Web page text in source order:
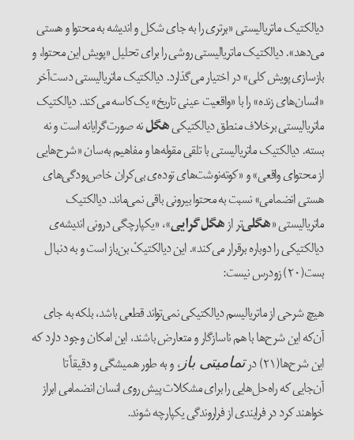
دیالکتیک ماتریالیستی «برتری را به جای شکل و اندیشه به محتوا و هستی
می‌‌دهد». دیالکتیک ماتریالیستی روشی را برای تحلیل «پویش این محتوا، و
بازسازی پویش کلی» در اختیار می‌‌گذارد. دیالکتیک ماتریالیستی دست‌آخر
«انسان‌‌های زنده» را با «واقعیت عینی تاریخ» یک‌‌کاسه می‌‌کند. دیالکتیک
ماتریالیستی برخلاف منطق دیالکتیکیهگلنه صورت‌‌گرایانه است و نه
بسته. دیالکتیک ماتریالیستی با تلقی مقوله‌‌ها و مفاهیم به‌‌سان «شرح‌‌هایی
از محتوای واقعی» و «کوته‌‌نوشت‌‌های توده‌‌ی بی‌‌کران خاص‌‌بودگی‌‌های
هستی انضمامی» نسبت به محتوا بیرونی باقی نمی‌‌ماند. دیالکتیک
ماتریالیستی «هگلی‌‌تر ازهگل‌‌گرایی»، «یکپارچگی درونی اندیشه‌‌ی
دیالکتیکی را دوباره برقرار می‌‌کند». این دیالکتیکْ بن‌‌باز است و به دنبال
بست(۲۰) زودرس نیست:
هیچ شرحی از ماتریالیسم دیالکتیکی نمی‌‌تواند قطعی باشد، بلکه به جای
آن‌‌که این شرح‌‌ها با هم ناسازگار و متعارض باشند، این امکان وجود دارد که
این شرح‌‌ها(۲۱) در
تمامیتی باز ، و به طور همیشگی و دقیقاً تا
آن‌‌جایی که راه‌‌حل‌‌هایی را برای مشکلات پیش روی انسان انضمامی ابراز
خواهند کرد در فرایندی از فراروندگی یکپارچه شوند.